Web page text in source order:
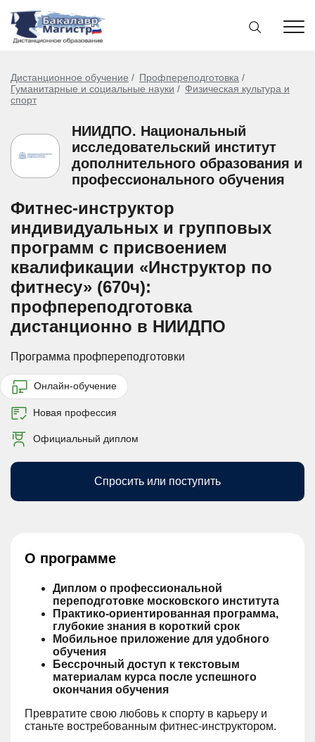
Дистанционное обучение
Профпереподготовка
Гуманитарные и социальные науки
Физическая культура и
спорт
НИИДПО. Национальный
исследовательский институт
дополнительного образования и
профессионального обучения
Фитнес-инструктор
индивидуальных и групповых
программ с присвоением
квалификации «Инструктор по
фитнесу» (670ч):
профпереподготовка
дистанционно в НИИДПО
Программа профпереподготовки
Онлайн-обучение
Новая профессия
Официальный диплом
Спросить или поступить
О программе
Диплом о профессиональной
переподготовке московского института
Практико-ориентированная программа,
глубокие знания в короткий срок
Мобильное приложение для удобного
обучения
Бессрочный доступ к текстовым
материалам курса после успешного
окончания обучения
Превратите свою любовь к спорту в карьеру и
станьте востребованным фитнес-инструктором.